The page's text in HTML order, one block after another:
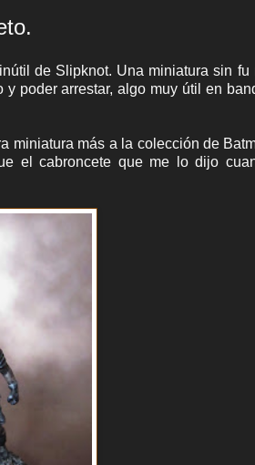
de Slipknot. Una miniatura sin
poder arrestar, algo muy útil en
miniatura más a la colección de
el cabroncete que me lo dijo